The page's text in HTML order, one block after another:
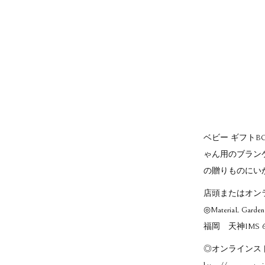
ベビー ギフト
ゃん用のブラン
の贈りものにい
店頭またはオン
◎MateriaL Garden
福岡 天神IMS
◎オンラインス